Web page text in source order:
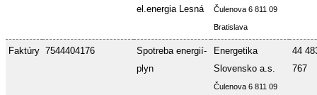
el.energia Lesná
Čulenova 6 811 09
Bratislava
Faktúry 7544404176
Spotreba energií-
plyn
Energetika
Slovensko a.s.
Čulenova 6 811 09
44
767